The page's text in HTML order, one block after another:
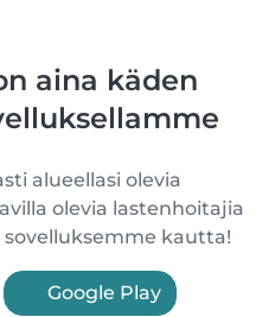
aina käden
alueellasi olevia
olevia lastenhoitajia
kautta!
Google Play